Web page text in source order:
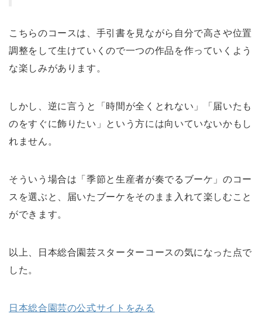
こちらのコースは、手引書を見ながら自分で高さや位置
調整をして生けていくので一つの作品を作っていくよう
な楽しみがあります。
しかし、逆に言うと「時間が全くとれない」「届いたも
のをすぐに飾りたい」という方には向いていないかもし
れません。
そういう場合は「季節と生産者が奏でるブーケ」のコー
スを選ぶと、届いたブーケをそのまま入れて楽しむこと
ができます。
以上、日本総合園芸スターターコースの気になった点で
した。
日本総合園芸の公式サイトをみる